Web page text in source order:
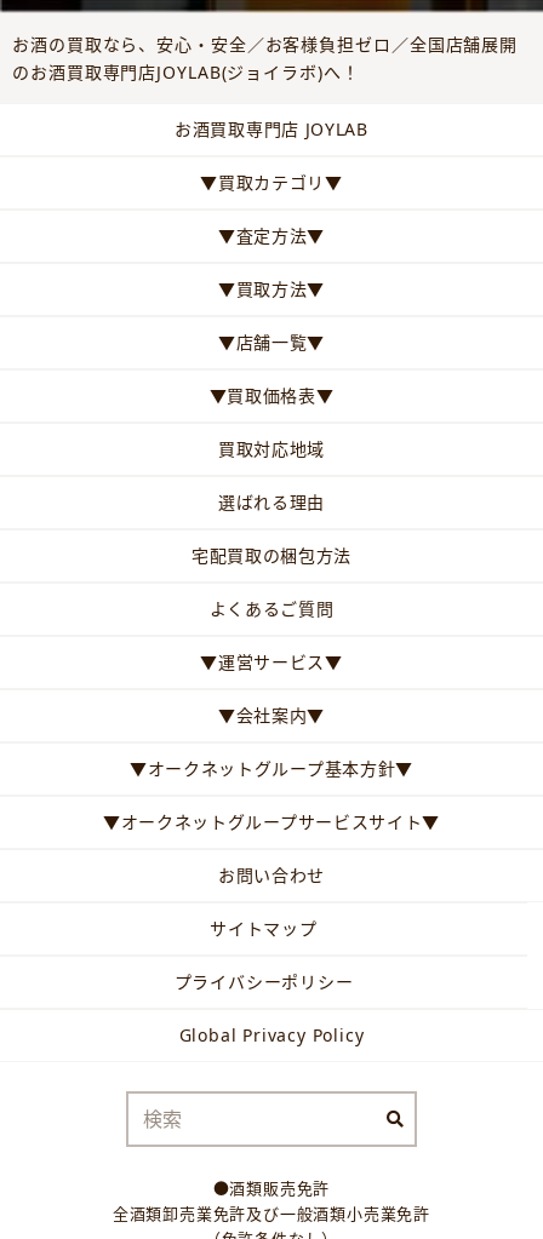
お酒の買取なら、安心・安全／お客様負担ゼロ／全国店舗展開
のお酒買取専門店JOYLAB(ジョイラボ)へ！
お酒買取専門店 JOYLAB
▼買取カテゴリ▼
▼査定方法▼
▼買取方法▼
▼店舗一覧▼
▼買取価格表▼
買取対応地域
選ばれる理由
宅配買取の梱包方法
よくあるご質問
▼運営サービス▼
▼会社案内▼
▼オークネットグループ基本方針▼
▼オークネットグループサービスサイト▼
お問い合わせ
サイトマップ
プライバシーポリシー
Global Privacy Policy
●酒類販売免許
全酒類卸売業免許及び一般酒類小売業免許